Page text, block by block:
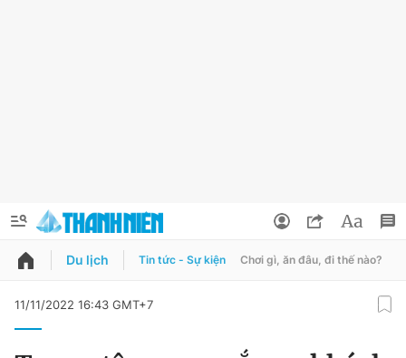
QUẢNG CÁO
Du lịch Tin tức - Sự kiện Chơi gì, ăn đâu, đi thế nào?
11/11/2022 16:43 GMT+7